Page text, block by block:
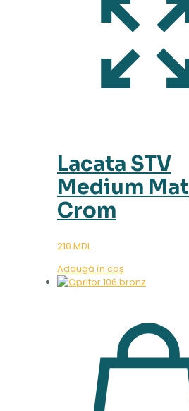
Lacata STV
Medium Mat
Crom
210 MDL
Adaugă în coș